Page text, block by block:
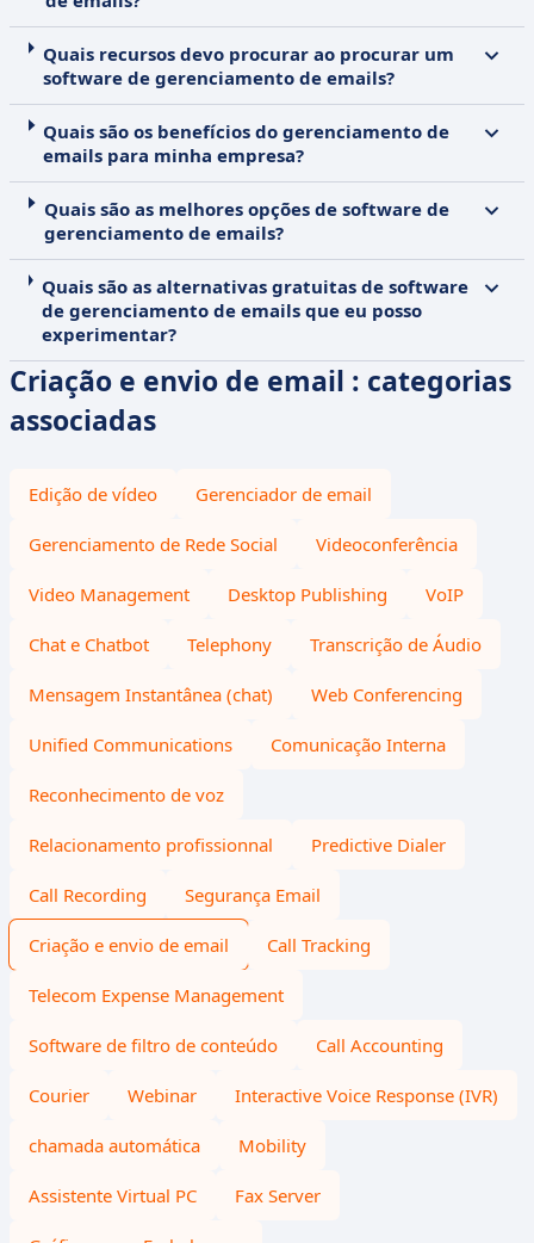
Quais recursos devo procurar ao procurar um
software de gerenciamento de emails?
Quais são os benefícios do gerenciamento de
emails para minha empresa?
Quais são as melhores opções de software de
gerenciamento de emails?
Quais são as alternativas gratuitas de software
de gerenciamento de emails que eu posso
experimentar?
Criação e envio de email : categorias
associadas
Edição de vídeo Gerenciador de email
Gerenciamento de Rede Social Videoconferência
Video Management Desktop Publishing VoIP
Chat e Chatbot Telephony Transcrição de Áudio
Mensagem Instantânea (chat) Web Conferencing
Unified Communications Comunicação Interna
Reconhecimento de voz
Relacionamento profissionnal Predictive Dialer
Call Recording Segurança Email
Criação e envio de email Call Tracking
Telecom Expense Management
Software de filtro de conteúdo Call Accounting
Courier Webinar Interactive Voice Response (IVR)
chamada automática Mobility
Assistente Virtual PC Fax Server